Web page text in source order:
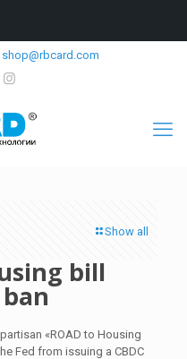
shop@rbcard.com
Show all
bill
«ROAD to Housing
Fed from issuing a CBDC